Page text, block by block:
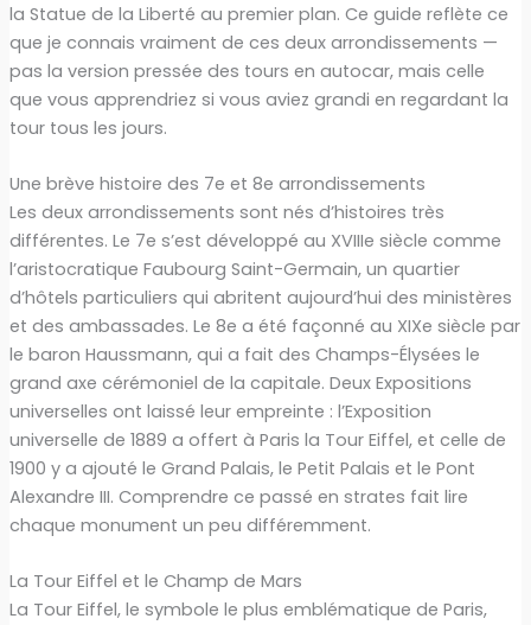
la Statue de la Liberté au premier plan. Ce guide reflète ce
que je connais vraiment de ces deux arrondissements —
pas la version pressée des tours en autocar, mais celle
que vous apprendriez si vous aviez grandi en regardant la
tour tous les jours.
Une brève histoire des 7e et 8e arrondissements
Les deux arrondissements sont nés d’histoires très
différentes. Le 7e s’est développé au XVIIIe siècle comme
l’aristocratique Faubourg Saint-Germain, un quartier
d’hôtels particuliers qui abritent aujourd’hui des ministères
et des ambassades. Le 8e a été façonné au XIXe siècle par
le baron Haussmann, qui a fait des Champs-Élysées le
grand axe cérémoniel de la capitale. Deux Expositions
universelles ont laissé leur empreinte : l’Exposition
universelle de 1889 a offert à Paris la Tour Eiffel, et celle de
1900 y a ajouté le Grand Palais, le Petit Palais et le Pont
Alexandre III. Comprendre ce passé en strates fait lire
chaque monument un peu différemment.
La Tour Eiffel et le Champ de Mars
La Tour Eiffel, le symbole le plus emblématique de Paris,